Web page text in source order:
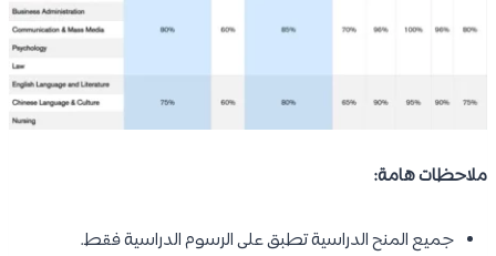
ملاحظات هامة:
جميع المنح الدراسية تطبق على الرسوم الدراسية فقط.